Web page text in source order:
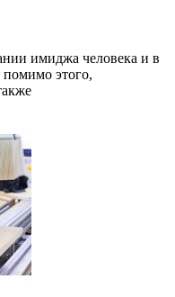
имиджа человека и в
этого,